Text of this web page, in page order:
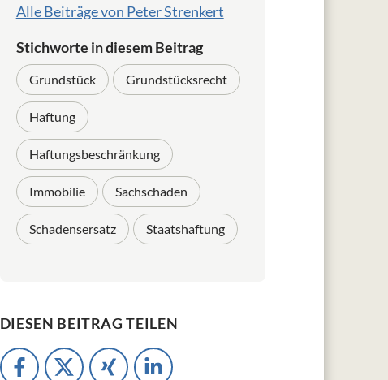
Alle Beiträge von Peter Strenkert
Stichworte in diesem Beitrag
Grundstück Grundstücksrecht
Haftung
Haftungsbeschränkung
Immobilie Sachschaden
Schadensersatz Staatshaftung
DIESEN BEITRAG TEILEN